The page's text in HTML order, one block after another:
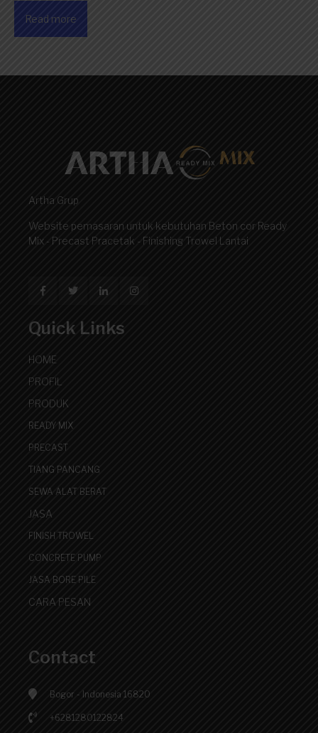
Read more
Artha Grup
Website pemasaran untuk kebutuhan Beton cor Ready
Mix - Precast Pracetak - Finishing Trowel Lantai
Quick Links
HOME
PROFIL
PRODUK
READY MIX
PRECAST
TIANG PANCANG
SEWA ALAT BERAT
JASA
FINISH TROWEL
CONCRETE PUMP
JASA BORE PILE
CARA PESAN
Contact
Bogor - Indonesia 16820
+6281280122824